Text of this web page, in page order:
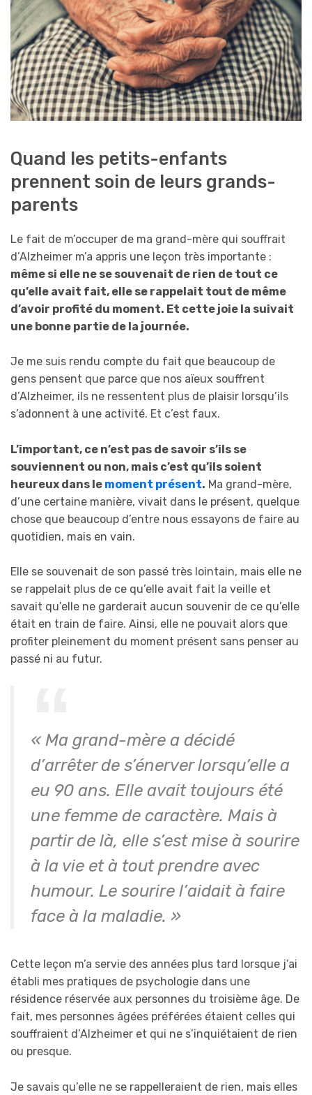
Quand les petits-enfants
prennent soin de leurs grands-
parents
Le fait de m’occuper de ma grand-mère qui souffrait
d’Alzheimer m’a appris une leçon très importante :
même si elle ne se souvenait de rien de tout ce
qu’elle avait fait, elle se rappelait tout de même
d’avoir profité du moment. Et cette joie la suivait
une bonne partie de la journée.
Je me suis rendu compte du fait que beaucoup de
gens pensent que parce que nos aïeux souffrent
d’Alzheimer, ils ne ressentent plus de plaisir lorsqu’ils
s’adonnent à une activité. Et c’est faux.
L’important, ce n’est pas de savoir s’ils se
souviennent ou non, mais c’est qu’ils soient
heureux dans le moment présent. Ma grand-mère,
d’une certaine manière, vivait dans le présent, quelque
chose que beaucoup d’entre nous essayons de faire au
quotidien, mais en vain.
Elle se souvenait de son passé très lointain, mais elle ne
se rappelait plus de ce qu’elle avait fait la veille et
savait qu’elle ne garderait aucun souvenir de ce qu’elle
était en train de faire. Ainsi, elle ne pouvait alors que
profiter pleinement du moment présent sans penser au
passé ni au futur.
« Ma grand-mère a décidé
d’arrêter de s’énerver lorsqu’elle a
eu 90 ans. Elle avait toujours été
une femme de caractère. Mais à
partir de là, elle s’est mise à sourire
à la vie et à tout prendre avec
humour. Le sourire l’aidait à faire
face à la maladie. »
Cette leçon m’a servie des années plus tard lorsque j’ai
établi mes pratiques de psychologie dans une
résidence réservée aux personnes du troisième âge. De
fait, mes personnes âgées préférées étaient celles qui
souffraient d’Alzheimer et qui ne s’inquiétaient de rien
ou presque.
Je savais qu’elle ne se rappelleraient de rien, mais elles